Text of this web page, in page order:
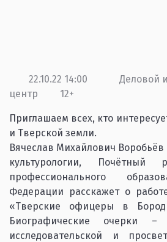
22.10.22 14:00
Деловой
центр
12+
Приглашаем всех, кто
и Тверской земли.
Вячеслав Михайлович Воробьёв
культурологии, Почётный
профессионального
Федерации расскажет о
«Тверские офицеры в
Биографические очерки
исследовательской и